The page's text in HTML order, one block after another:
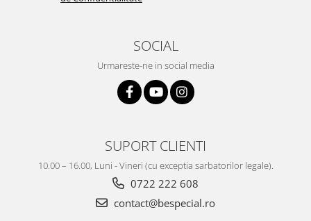
SOCIAL
Urmareste-ne in social media
SUPORT CLIENTI
10.00 – 16.00, Luni - Vineri (cu exceptia sarbatorilor legale).
0722 222 608
contact@bespecial.ro